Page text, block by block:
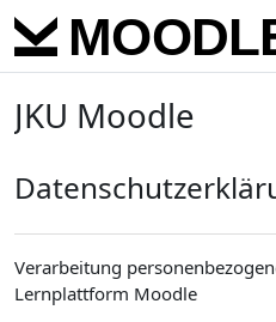
Skip to main content
JKU Moodle
Verarbeitung
Lernplattform Moodle